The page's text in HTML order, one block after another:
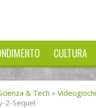
CULTURA
& Tech » Videogiochi
2-Sequel